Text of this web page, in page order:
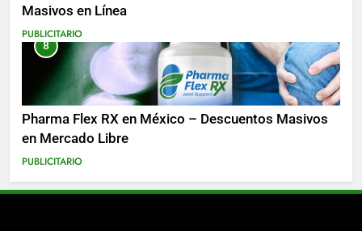
Masivos en Línea
PUBLICITARIO
8
Pharma Flex RX en México – Descuentos Masivos
en Mercado Libre
PUBLICITARIO